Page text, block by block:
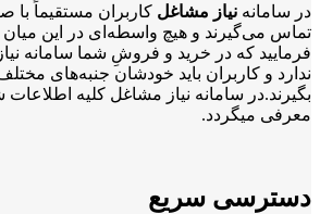
در سامانه نیاز مشاغلکاربران مستقیماً
تماس می‌گیرند و هیچ واسطه‌ای در این
فرمایید که در خرید و فروشِ شما سامانه
ندارد و کاربران باید خودشان جنبه‌های
بگیرند.در سامانه نیاز مشاغل کلیه
معرفی میگردد.
دسترسی سریع